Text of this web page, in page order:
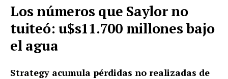
Los números que Saylor no
tuiteó: u$s11.700 millones bajo
el agua
Strategy acumula pérdidas no realizadas de